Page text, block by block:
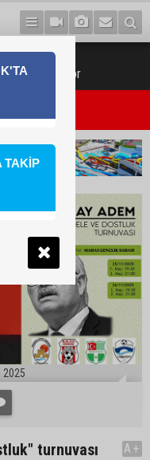
yapılıyor
2025
turnuvası
A+
TAKİP